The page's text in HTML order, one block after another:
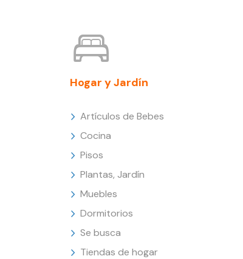
Hogar y Jardín
Artículos de Bebes
Cocina
Pisos
Plantas, Jardín
Muebles
Dormitorios
Se busca
Tiendas de hogar